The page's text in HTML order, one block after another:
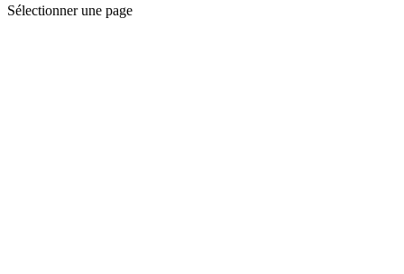
Sélectionner une page